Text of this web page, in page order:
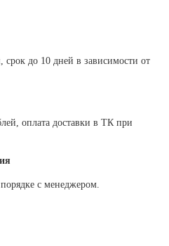
срок до 10 дней в зависимости от
оплата доставки в ТК при
с менеджером.